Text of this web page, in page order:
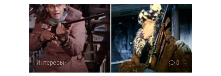
Интересы 0